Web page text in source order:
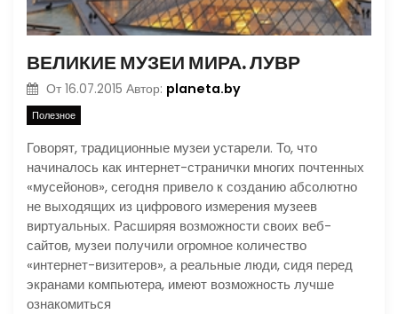
ВЕЛИКИЕ МУЗЕИ МИРА. ЛУВР
От 16.07.2015 Автор: planeta.by
Полезное
Говорят, традиционные музеи устарели. То, что
начиналось как интернет-странички многих почтенных
«мусейонов», сегодня привело к созданию абсолютно
не выходящих из цифрового измерения музеев
виртуальных. Расширяя возможности своих веб-
сайтов, музеи получили огромное количество
«интернет-визитеров», а реальные люди, сидя перед
экранами компьютера, имеют возможность лучше
ознакомиться